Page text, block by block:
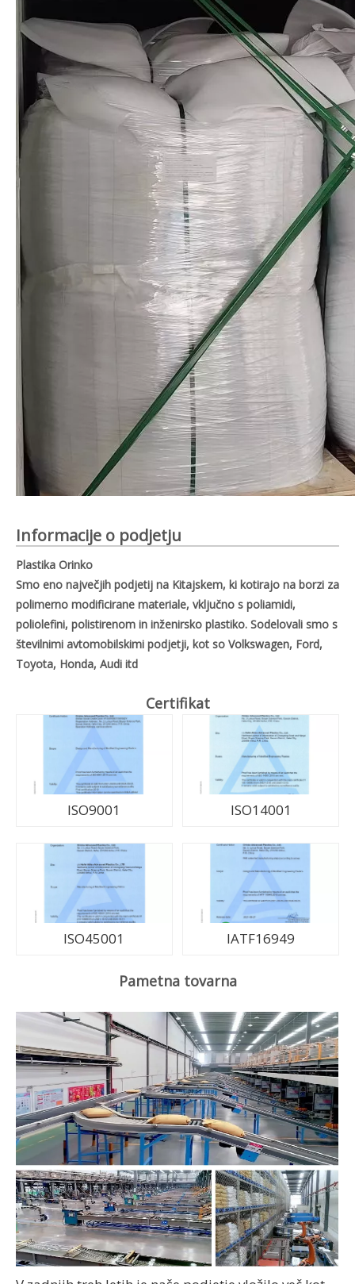
Informacije o podjetju
Plastika Orinko
Smo eno največjih podjetij na Kitajskem, ki kotirajo na borzi za
polimerno modificirane materiale, vključno s poliamidi,
poliolefini, polistirenom in inženirsko plastiko. Sodelovali smo s
številnimi avtomobilskimi podjetji, kot so Volkswagen, Ford,
Toyota, Honda, Audi itd
Certifikat
ISO9001 ISO14001
ISO45001 IATF16949
Pametna tovarna